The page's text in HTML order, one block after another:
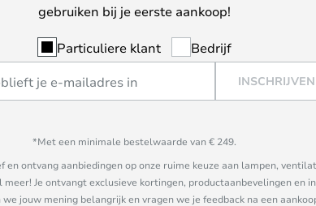
gebruiken bij je eerste aankoop!
Particuliere klant Bedrijf
INSCHRIJVEN
*Met een minimale bestelwaarde van € 249.
en ontvang aanbiedingen op onze ruime keuze aan lampen,
Je ontvangt exclusieve kortingen, productaanbevelingen en
jouw mening belangrijk en vragen we je feedback na een